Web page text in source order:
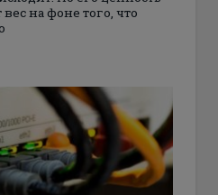
на фоне того, что